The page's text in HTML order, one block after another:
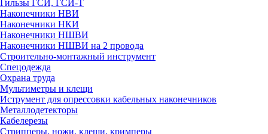
Гильзы ГСИ, ГСИ-Т
Наконечники НВИ
Наконечники НКИ
Наконечники НШВИ
Наконечники НШВИ на 2 провода
Строительно-монтажный инструмент
Спецодежда
Охрана труда
Мультиметры и клещи
Иструмент для опрессовки кабельных наконечников
Металлодетекторы
Кабелерезы
Стрипперы, ножи, клещи, кримперы